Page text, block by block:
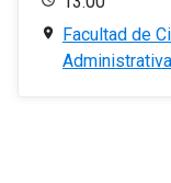
Facultad de